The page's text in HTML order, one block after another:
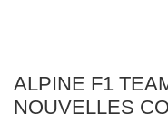
ALPINE F1
NOUVELLES